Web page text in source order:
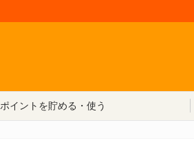
ポイントを貯める・使う